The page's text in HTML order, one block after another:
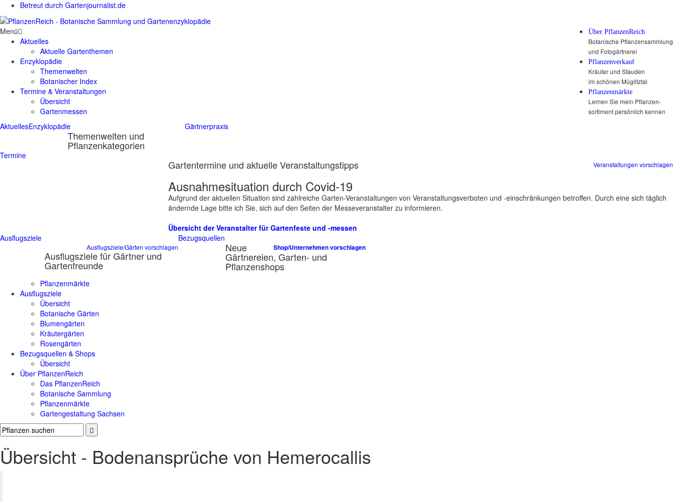
Betreut durch Gartenjournalist.de
Über PflanzenReich
Botanische Pflanzensammlung
und Fotogärtnerei
Pflanzenverkauf
Kräuter und Stauden
im schönen Müglitztal
Pflanzenmärkte
Lernen Sie mein Pflanzen-
sortiment persönlich kennen
AktuellesEnzyklopädie
Themenwelten und
Pflanzenkategorien
Gärtnerpraxis
Termine
Veranstaltungen vorschlagen
Gartentermine und aktuelle Veranstaltungstipps
Ausnahmesituation durch Covid-19
Aufgrund der aktuellen Situation sind zahlreiche Garten-Veranstaltungen von Veranstaltungsverboten und -einschränkungen betroffen. Durch eine sich täglich
ändernde Lage bitte ich Sie, sich auf den Seiten der Messeveranstalter zu informieren.
Übersicht der Veranstalter für Gartenfeste und -messen
Ausflugsziele
Ausflugsziele/Gärten vorschlagen
Ausflugsziele für Gärtner und
Gartenfreunde
Bezugsquellen
Shop/Unternehmen vorschlagen
Neue
Gärtnereien, Garten- und
Pflanzenshops
Menü
Aktuelles
Aktuelle Gartenthemen
Enzyklopädie
Themenwelten
Botanischer Index
Termine & Veranstaltungen
Übersicht
Gartenmessen
Pflanzenmärkte
Ausflugsziele
Übersicht
Botanische Gärten
Blumengärten
Kräutergärten
Rosengärten
Bezugsquellen & Shops
Übersicht
Über PflanzenReich
Das PflanzenReich
Botanische Sammlung
Pflanzenmärkte
Gartengestaltung Sachsen
Übersicht - Bodenansprüche von Hemerocallis